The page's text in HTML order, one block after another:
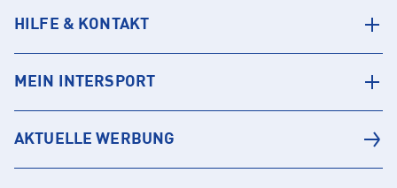
HILFE & KONTAKT
MEIN INTERSPORT
AKTUELLE WERBUNG